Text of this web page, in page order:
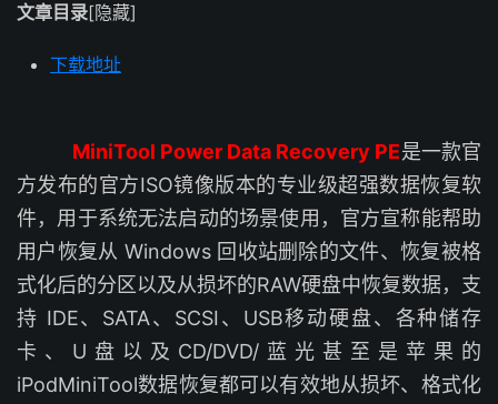
文章目录[隐藏]
下载地址
MiniTool Power Data Recovery PE是一款官
方发布的官方ISO镜像版本的专业级超强数据恢复软
件，用于系统无法启动的场景使用，官方宣称能帮助
用户恢复从 Windows 回收站删除的文件、恢复被格
式化后的分区以及从损坏的RAW硬盘中恢复数据，支
持 IDE、SATA、SCSI、USB移动硬盘、各种储存
卡、U盘以及CD/DVD/蓝光甚至是苹果的
iPodMiniTool数据恢复都可以有效地从损坏、格式化